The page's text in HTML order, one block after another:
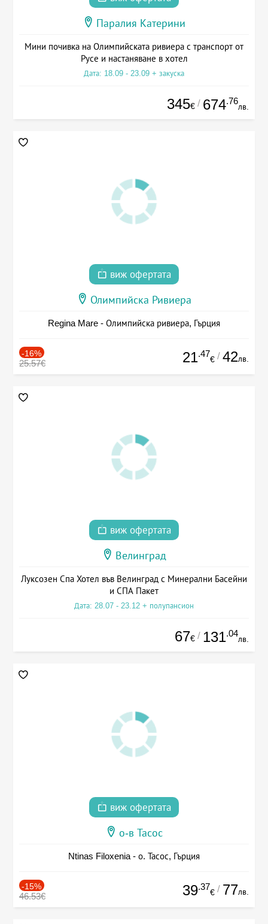
Паралия Катерини
Мини почивка на Олимпийската ривиера с транспорт от
Русе и настаняване в хотел
Дата: 18.09 - 23.09 + закуска
345€ / 674.76
лв.
виж офертата
Олимпийска Ривиера
Regina Mare - Олимпийска ривиера, Гърция
-16%
25.57€ 21.47
€ / 42лв.
виж офертата
Велинград
Луксозен Спа Хотел във Велинград с Минерални Басейни
и СПА Пакет
Дата: 28.07 - 23.12 + полупансион
67€ / 131.04
лв.
виж офертата
о-в Тасос
Ntinas Filoxenia - о. Тасос, Гърция
-15%
46.53€ 39.37
€ / 77лв.